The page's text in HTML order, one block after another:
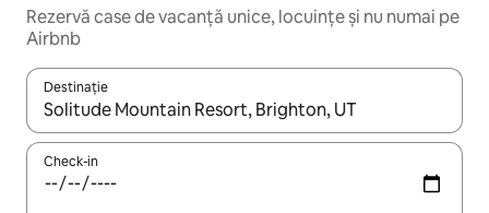
Rezervă case de vacanță unice, locuințe și nu numai pe
Airbnb
Destinație
Când se încarcă rezultatele, navighează folosind tastele
Check-in